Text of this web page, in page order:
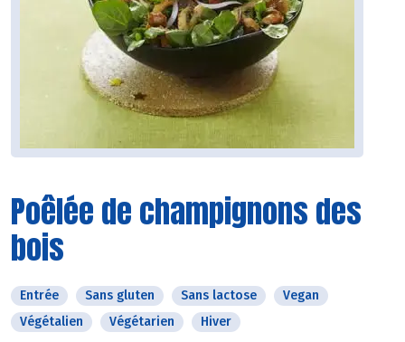
Poêlée de champignons des
bois
Entrée Sans gluten Sans lactose
Vegan
Végétalien
Végétarien Hiver